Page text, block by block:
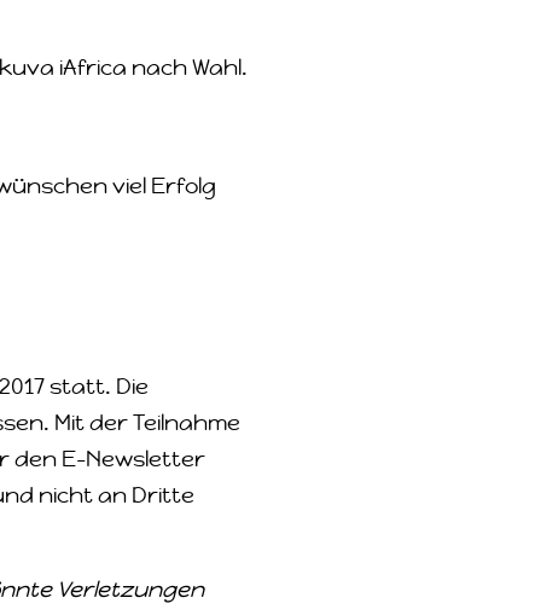
iAfrica nach Wahl.
viel Erfolg
statt. Die
Mit der Teilnahme
den E-Newsletter
nicht an Dritte
Verletzungen